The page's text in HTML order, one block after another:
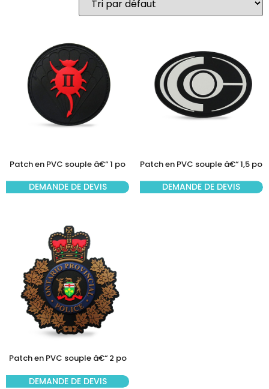
Patch en PVC souple â€“ 1 po
DEMANDE DE DEVIS
Patch en PVC souple â€“ 1,5 po
DEMANDE DE DEVIS
Patch en PVC souple â€“ 2 po
DEMANDE DE DEVIS